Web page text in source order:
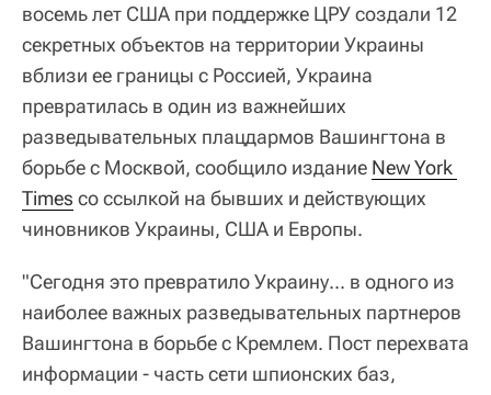
восемь лет США при поддержке ЦРУ создали 12
секретных объектов на территории Украины
вблизи ее границы с Россией, Украина
превратилась в один из важнейших
разведывательных плацдармов Вашингтона в
борьбе с Москвой, сообщило издание New York
Times со ссылкой на бывших и действующих
чиновников Украины, США и Европы.
"Сегодня это превратило Украину... в одного из
наиболее важных разведывательных партнеров
Вашингтона в борьбе с Кремлем. Пост перехвата
информации - часть сети шпионских баз,